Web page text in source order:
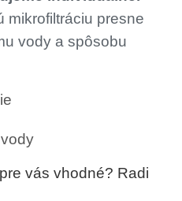
mikrofiltráciu presne
vody a spôsobu
vás vhodné? Radi